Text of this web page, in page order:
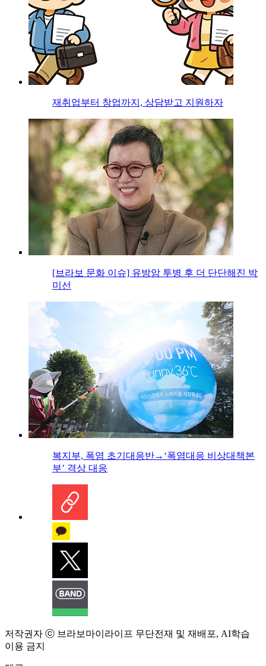
재취업부터 창업까지, 상담받고 지원하자
[브라보 문화 이슈] 유방암 투병 후 더 단단해진 박
미선
복지부, 폭염 초기대응반→‘폭염대응 비상대책본
부’ 격상 대응
저작권자 ⓒ 브라보마이라이프 무단전재 및 재배포, AI학습
이용 금지